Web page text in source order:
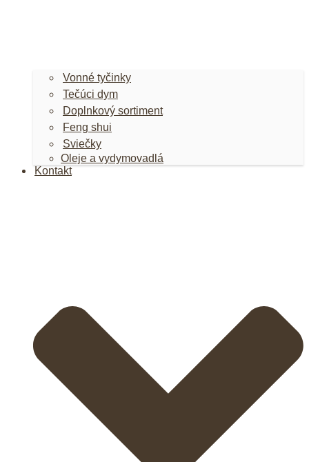
Vonné tyčinky
Tečúci dym
Doplnkový sortiment
Feng shui
Sviečky
Oleje a vydymovadlá
Kontakt